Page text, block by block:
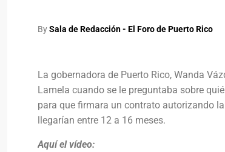
BySala de Redacción - El Foro de Puerto Rico
La gobernadora de Puerto Rico, Wanda
Lamela cuando se le preguntaba sobre
para que firmara un contrato autorizando
llegarían entre 12 a 16 meses.
Aquí el vídeo: